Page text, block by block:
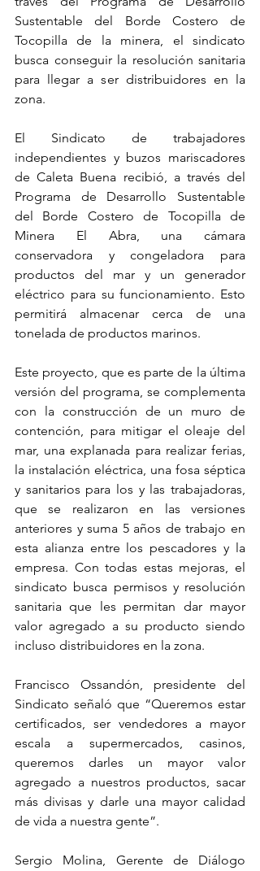
Sustentable del Borde Costero de
Tocopilla de la minera, el sindicato
busca conseguir la resolución sanitaria
para llegar a ser distribuidores en la
zona.
El Sindicato de trabajadores
independientes y buzos mariscadores
de Caleta Buena recibió, a través del
Programa de Desarrollo Sustentable
del Borde Costero de Tocopilla de
Minera El Abra, una cámara
conservadora y congeladora para
productos del mar y un generador
eléctrico para su funcionamiento. Esto
permitirá almacenar cerca de una
tonelada de productos marinos.
Este proyecto, que es parte de la última
versión del programa, se complementa
con la construcción de un muro de
contención, para mitigar el oleaje del
mar, una explanada para realizar ferias,
la instalación eléctrica, una fosa séptica
y sanitarios para los y las trabajadoras,
que se realizaron en las versiones
anteriores y suma 5 años de trabajo en
esta alianza entre los pescadores y la
empresa. Con todas estas mejoras, el
sindicato busca permisos y resolución
sanitaria que les permitan dar mayor
valor agregado a su producto siendo
incluso distribuidores en la zona.
Francisco Ossandón, presidente del
Sindicato señaló que “Queremos estar
certificados, ser vendedores a mayor
escala a supermercados, casinos,
queremos darles un mayor valor
agregado a nuestros productos, sacar
más divisas y darle una mayor calidad
de vida a nuestra gente”.
Sergio Molina, Gerente de Diálogo